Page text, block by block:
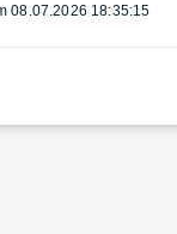
08.07.2026 18:35:15